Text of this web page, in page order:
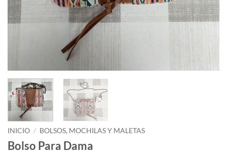
INICIO / BOLSOS, MOCHILAS Y MALETAS
Bolso Para Dama